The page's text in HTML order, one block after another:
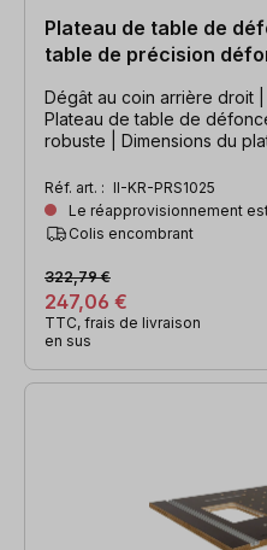
Plateau de table de
table de précision
Dégât au coin arrière droit |
Plateau de table de
robuste | Dimensions du
Réf. art. : II-KR-PRS1025
Le réapprovisionnement
Colis encombrant
247,06 €
322,79 €
TTC, frais de livraison
en sus